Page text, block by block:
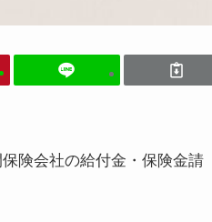
険会社の給付金・保険金請